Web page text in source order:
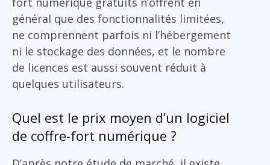
général que des fonctionnalités limitées,
ne comprennent parfois ni l’hébergement
ni le stockage des données, et le nombre
de licences est aussi souvent réduit à
quelques utilisateurs.
Quel est le prix moyen d’un logiciel
de coffre-fort numérique ?